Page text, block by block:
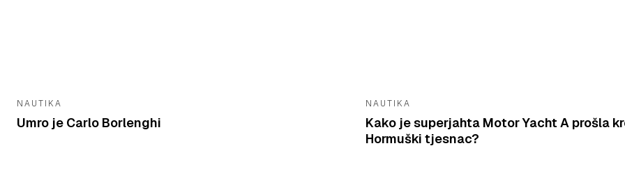
NAUTIKA
Umro je Carlo Borlenghi
NAUTIKA
Kako je superjahta Motor Yacht A prošla
Hormuški tjesnac?